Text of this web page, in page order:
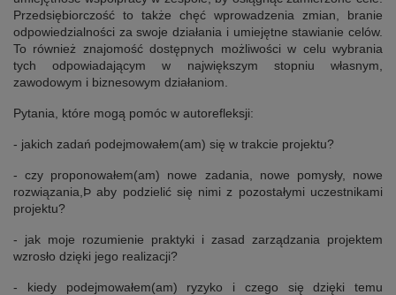
Przedsiębiorczość to także chęć wprowadzenia zmian, branie
odpowiedzialności za swoje działania i umiejętne stawianie celów.
To również znajomość dostępnych możliwości w celu wybrania
tych odpowiadającym w największym stopniu własnym,
zawodowym i biznesowym działaniom.
Pytania, które mogą pomóc w autorefleksji:
- jakich zadań podejmowałem(am) się w trakcie projektu?
- czy proponowałem(am) nowe zadania, nowe pomysły, nowe
rozwiązania,Þ aby podzielić się nimi z pozostałymi uczestnikami
projektu?
- jak moje rozumienie praktyki i zasad zarządzania projektem
wzrosło dzięki jego realizacji?
- kiedy podejmowałem(am) ryzyko i czego się dzięki temu